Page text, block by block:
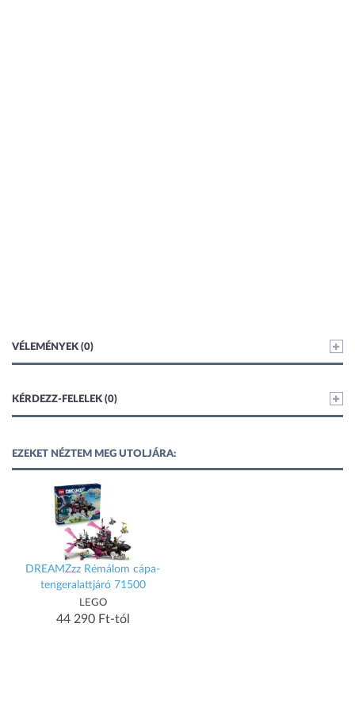
VÉLEMÉNYEK (0)
KÉRDEZZ-FELELEK (0)
EZEKET NÉZTEM MEG UTOLJÁRA:
DREAMZzz Rémálom cápa-
tengeralattjáró 71500
LEGO
44 290 Ft-tól